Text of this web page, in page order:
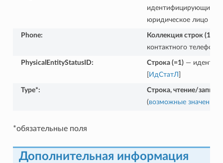
идентифицирующие
юридическое лицо [
Phone:
Коллекция строк (1-
контактного телефона
PhysicalEntityStatusID: Строка (=1)—
ИдСтатЛ
Type*: Строка, чтение/запись
(возможные значения
*обязательные поля
Дополнительная информация